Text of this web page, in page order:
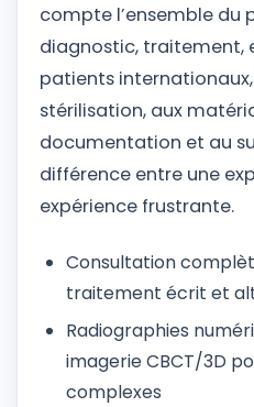
compte l’ensemble du
diagnostic, traitement,
patients
stérilisation, aux
documentation et au
différence entre une
expérience frustrante.
Consultation
traitement écrit et
Radiographies
imagerie CBCT/3D
complexes